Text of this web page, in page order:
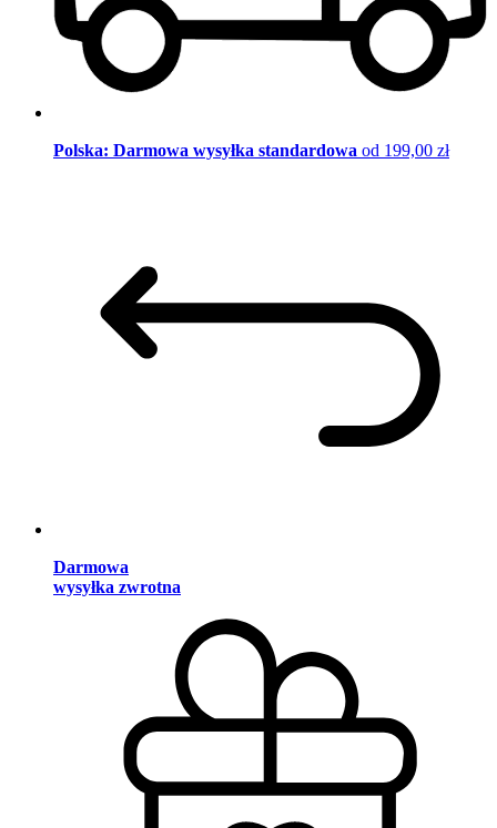
Polska: Darmowa wysyłka standardowa od 199,00 zł
Darmowa
wysyłka zwrotna